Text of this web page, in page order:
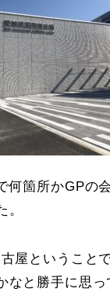
何箇所かGPの
。
屋ということ
なと勝手に思